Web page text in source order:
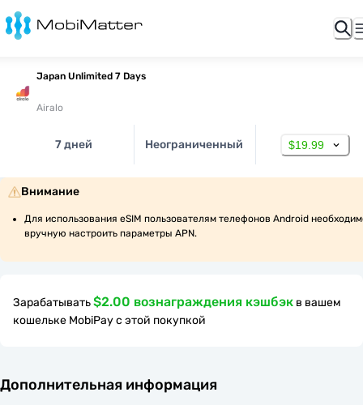
Japan Unlimited 7 Days
Airalo
7 дней Неограниченный $19.99
Внимание
Для использования eSIM пользователям телефонов Android
вручную настроить параметры APN.
Зарабатывать$2.00 вознаграждения кэшбэк в вашем
кошельке MobiPay с этой покупкой
Дополнительная информация